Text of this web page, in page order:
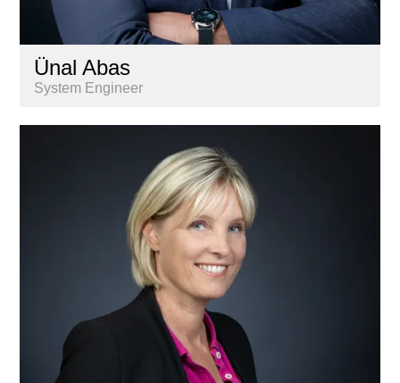
Ünal Abas
System Engineer